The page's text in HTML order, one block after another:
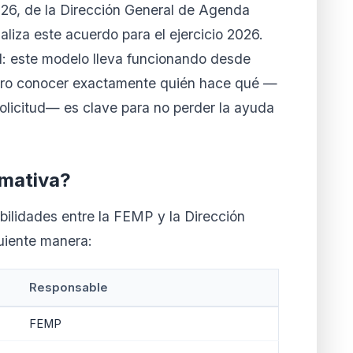
cuando quieras
de la Dirección General de Agenda
este acuerdo para el ejercicio 2026.
este modelo lleva funcionando desde
conocer exactamente quién hace qué —
es clave para no perder la ayuda
entre la FEMP y la Dirección
manera:
Responsable
FEMP